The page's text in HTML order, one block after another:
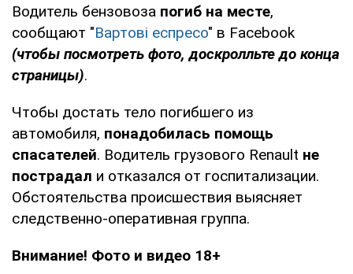
Водитель бензовоза погиб на месте,
сообщают "Вартові еспресо" в Facebook
(чтобы посмотреть фото, доскролльте до конца
страницы).
Чтобы достать тело погибшего из
автомобиля, понадобилась помощь
спасателей. Водитель грузового Renault не
пострадал и отказался от госпитализации.
Обстоятельства происшествия выясняет
следственно-оперативная группа.
Внимание! Фото и видео 18+